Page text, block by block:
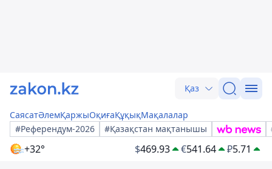
Қаз
СаясатӘлемҚаржыОқиғаҚұқықМақалалар
#Референдум-2026
#Қазақстан мақтанышы
+32° $469.93 €541.64 ₽5.71